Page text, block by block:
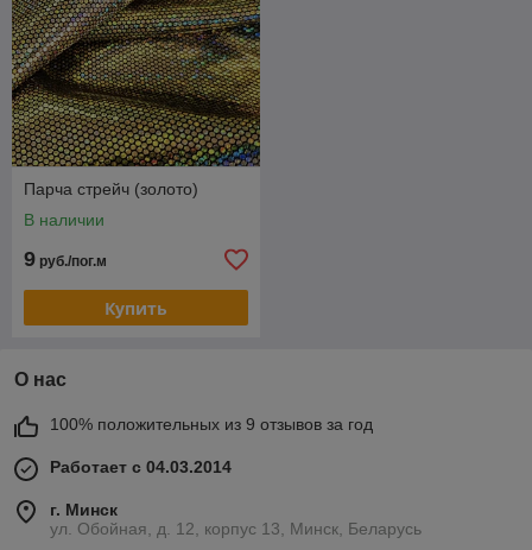
Парча стрейч (золото)
В наличии
9 руб./пог.м
Купить
О нас
100% положительных из 9 отзывов за год
Работает с 04.03.2014
г. Минск
ул. Обойная, д. 12, корпус 13, Минск, Беларусь